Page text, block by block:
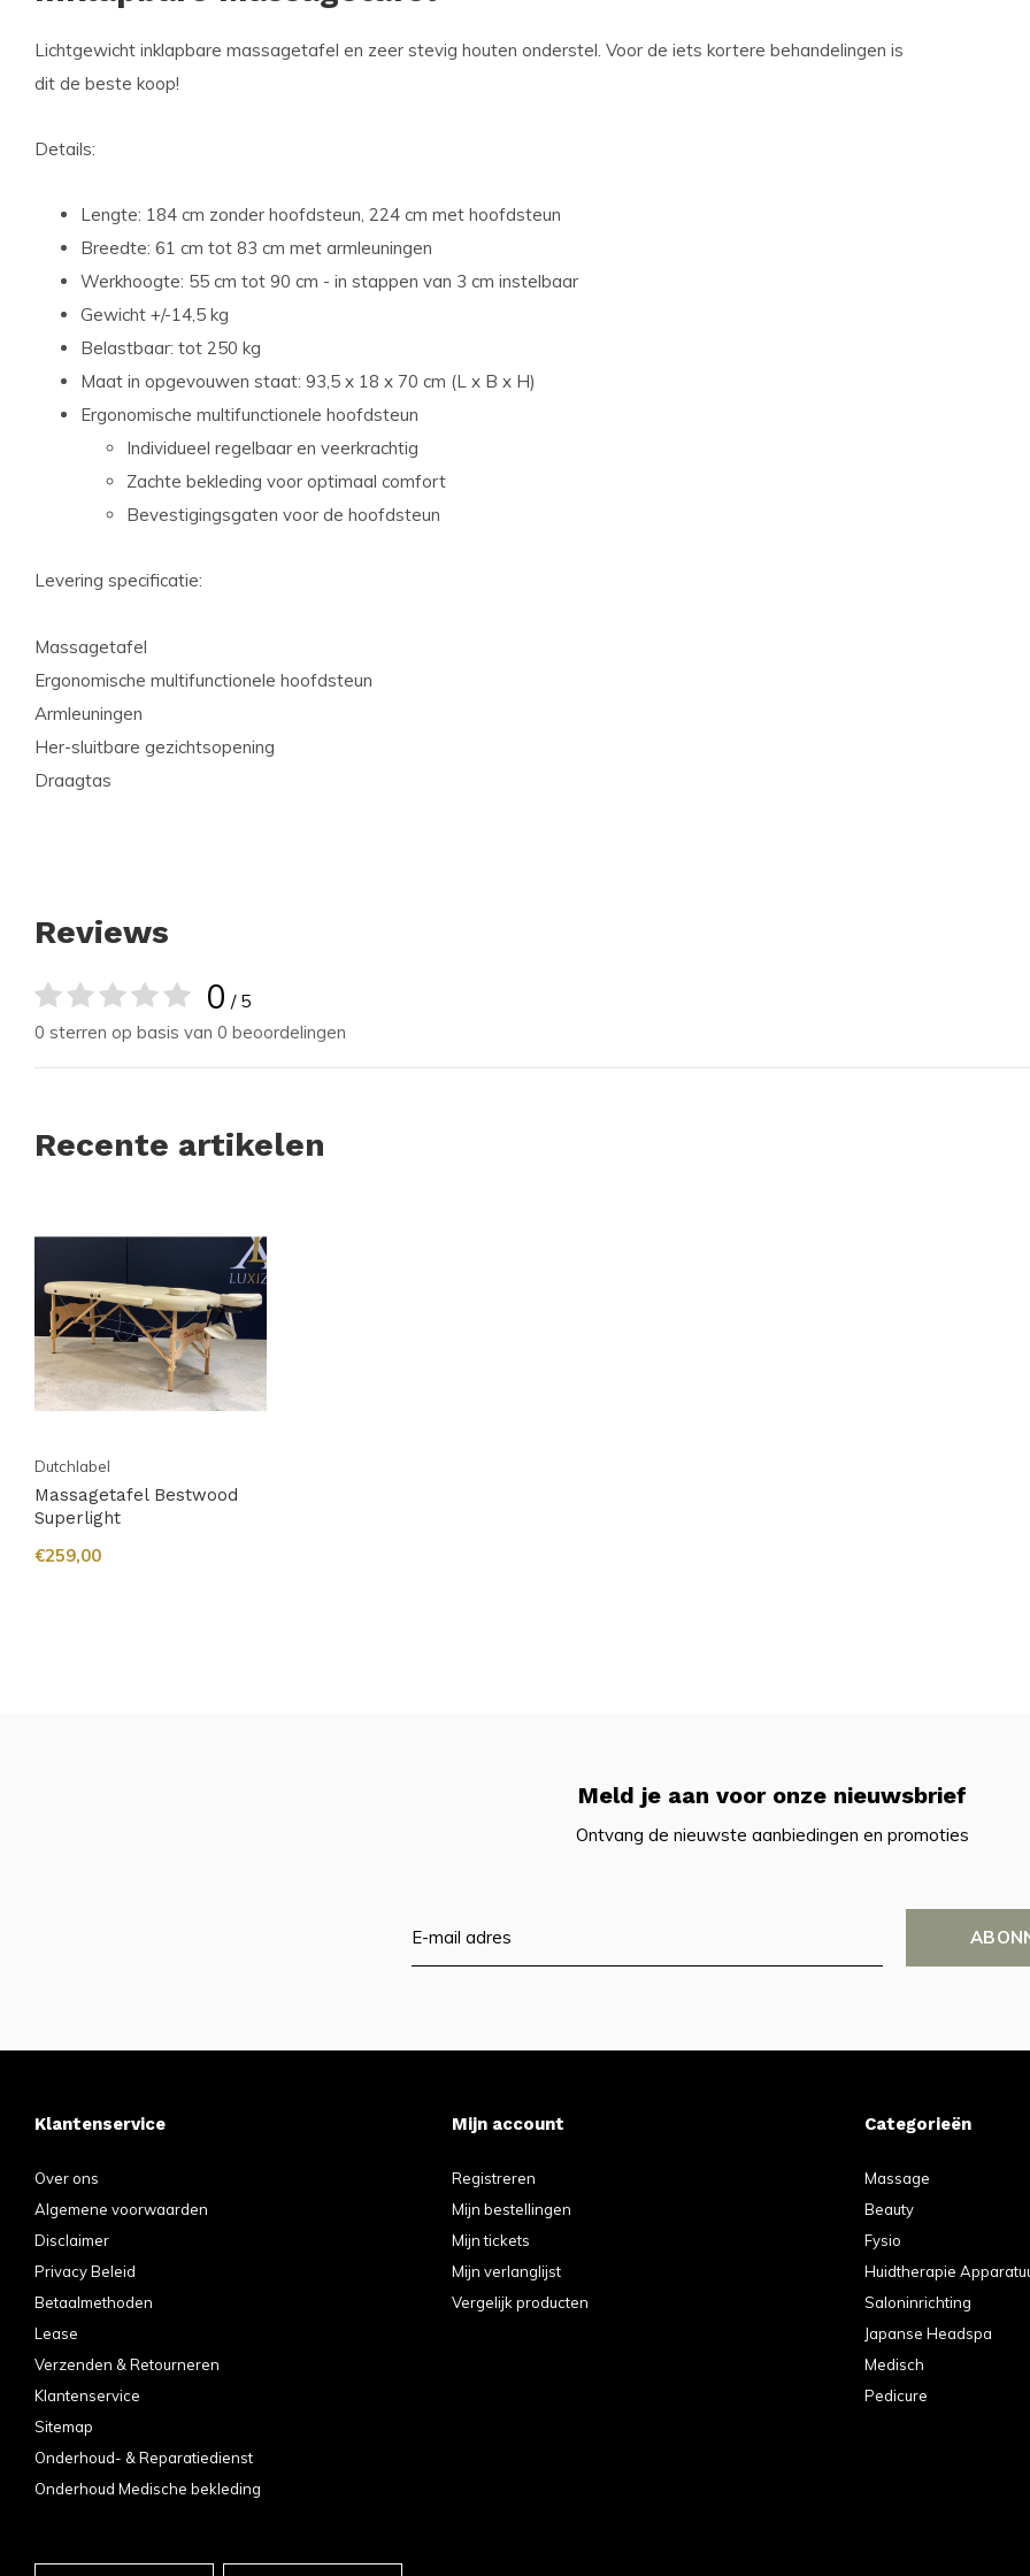
Lichtgewicht inklapbare massagetafel en zeer stevig houten onderstel. Voor de iets kortere behandelingen is
dit de beste koop!
Details:
Lengte: 184 cm zonder hoofdsteun, 224 cm met hoofdsteun
Breedte: 61 cm tot 83 cm met armleuningen
Werkhoogte: 55 cm tot 90 cm - in stappen van 3 cm instelbaar
Gewicht +/-14,5 kg
Belastbaar: tot 250 kg
Maat in opgevouwen staat: 93,5 x 18 x 70 cm (L x B x H)
Ergonomische multifunctionele hoofdsteun
Individueel regelbaar en veerkrachtig
Zachte bekleding voor optimaal comfort
Bevestigingsgaten voor de hoofdsteun
Levering specificatie:
Massagetafel
Ergonomische multifunctionele hoofdsteun
Armleuningen
Her-sluitbare gezichtsopening
Draagtas
Reviews
0 / 5
0 sterren op basis van 0 beoordelingen
Recente artikelen
Dutchlabel
Massagetafel Bestwood
Superlight
€259,00
Meld je aan voor onze nieuwsbrief
Ontvang de nieuwste aanbiedingen en promoties
Klantenservice
Over ons
Algemene voorwaarden
Disclaimer
Privacy Beleid
Betaalmethoden
Lease
Verzenden & Retourneren
Klantenservice
Sitemap
Onderhoud- & Reparatiedienst
Onderhoud Medische bekleding
Mijn account
Registreren
Mijn bestellingen
Mijn tickets
Mijn verlanglijst
Vergelijk producten
Categorieën
Massage
Beauty
Fysio
Huidtherapie
Saloninrichting
Japanse Headspa
Medisch
Pedicure